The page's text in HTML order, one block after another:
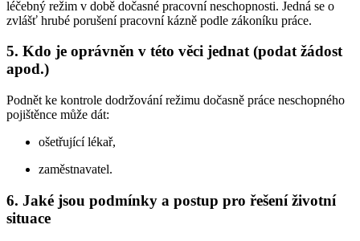
léčebný režim v době dočasné pracovní neschopnosti. Jedná se o
zvlášť hrubé porušení pracovní kázně podle zákoníku práce.
5. Kdo je oprávněn v této věci jednat (podat žádost
apod.)
Podnět ke kontrole dodržování režimu dočasně práce neschopného
pojištěnce může dát:
ošetřující lékař,
zaměstnavatel.
6. Jaké jsou podmínky a postup pro řešení životní
situace